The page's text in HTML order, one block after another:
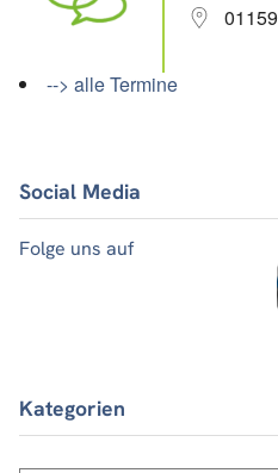
01159
--> alle Termine
Social Media
Folge uns auf
Kategorien
Kategorien